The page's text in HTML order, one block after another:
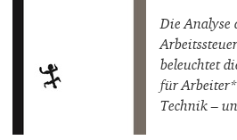
Die
beleuchtet
für
Technik –